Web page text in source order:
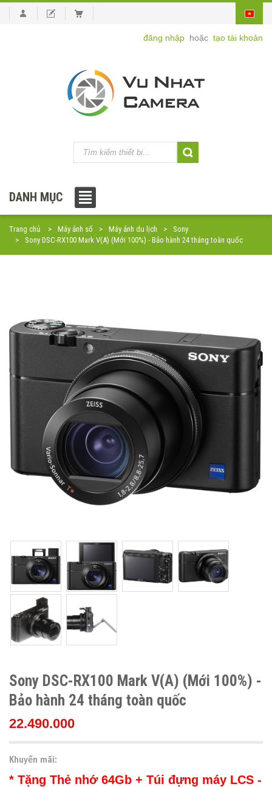
đăng nhập hoặc tạo tài khoản
DANH MỤC
Trang chủ Máy ảnh số Máy ảnh du lịch
Sony
Sony DSC-RX100 Mark V(A) (Mới 100%) - Bảo hành 24 tháng toàn quốc
Sony DSC-RX100 Mark V(A) (Mới 100%) -
Bảo hành 24 tháng toàn quốc
22.490.000
Khuyến mãi:
* Tặng Thẻ nhớ 64Gb + Túi đựng máy LCS -